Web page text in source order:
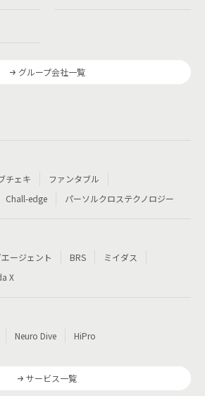
グループ会社一覧
チェキ
ファンタブル
Chall-edge パーソルクロステクノロジー
ージェント BRS
ミイダス
X
Neuro Dive HiPro
サービス一覧